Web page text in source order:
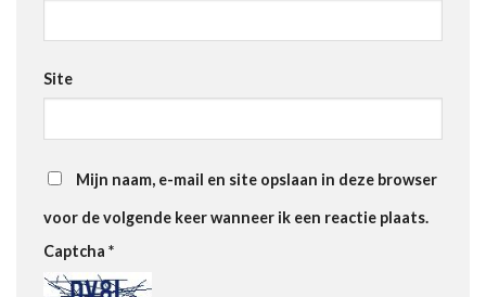
Site
Mijn naam, e-mail en site opslaan in deze browser
voor de volgende keer wanneer ik een reactie plaats.
Captcha *